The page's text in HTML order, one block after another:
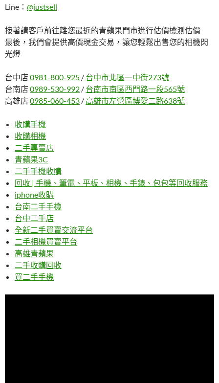
Line： @justsell
接著請客戶前往離您最近的青蘋果門市進行估價檢測估價
最後，我們會提供高價現金交易，讓您輕鬆出售您的相機閃
光燈
台中店 0981-800-925 / 台中市北區一中街273號
台南店 0989-530-992 / 台南市南區西門路一段565號
高雄店 0985-060-453 / 高雄市左營區博愛二路638號
收購手機
收購相機
二手專賣店
青蘋果3C
二手手機收購
回收 | 手機、筆電、平板、相機、手錶、包包等回收服務
iphone收購
台南二手手機
台中二手店
全新二手買賣交流平台
二手相機買賣平台
高雄青蘋果
二手收購回收
買二手手機